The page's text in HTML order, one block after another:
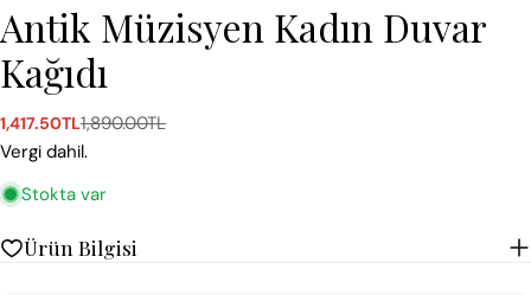
Antik Müzisyen Kadın Duvar
Kağıdı
Satış
ücreti
1,417.50TL
Normal
fiyat
1,890.00TL
Vergi dahil.
Stokta var
Ürün Bilgisi